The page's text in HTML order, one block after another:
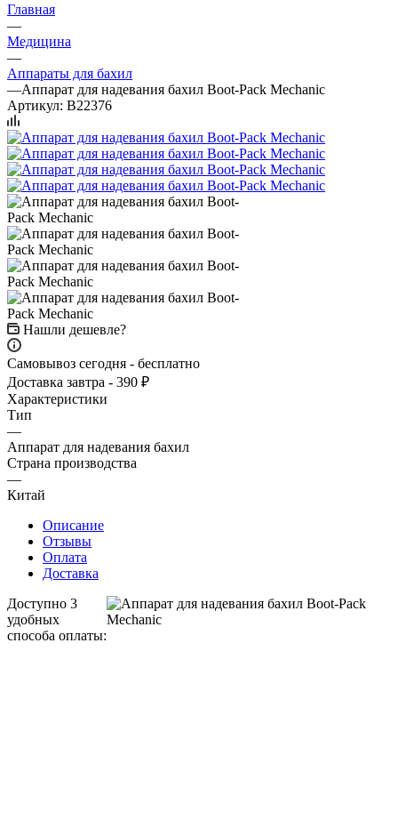
Главная
—
Медицина
—
Аппараты для бахил
—Аппарат для надевания бахил Boot-Pack Mechanic
Артикул: B22376
Нашли дешевле?
Самовывоз сегодня - бесплатно
Доставка завтра - 390 ₽
Характеристики
Тип
—
Аппарат для надевания бахил
Страна производства
—
Китай
Описание
Отзывы
Оплата
Доставка
Доступно 3
удобных
способа оплаты: